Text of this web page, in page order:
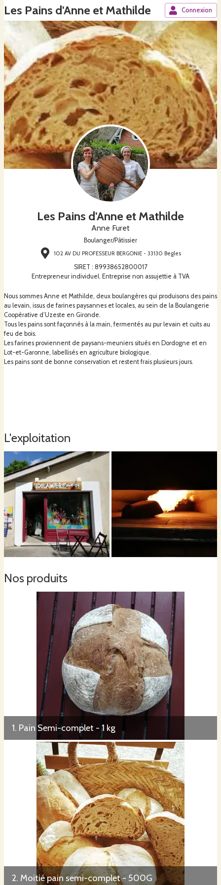
Les Pains d'Anne et Mathilde Connexion
Les Pains d'Anne et Mathilde
Anne Furet
Boulanger/Pâtissier
102 AV DU PROFESSEUR BERGONIE - 33130 Begles
SIRET : 89938652800017
Entrepreneur individuel. Entreprise non assujettie à TVA
Nous sommes Anne et Mathilde, deux boulangères qui produisons des pains
au levain, issus de farines paysannes et locales, au sein de la Boulangerie
Coopérative d’Uzeste en Gironde.
Tous les pains sont façonnés à la main, fermentés au pur levain et cuits au
feu de bois.
Les farines proviennent de paysans-meuniers situés en Dordogne et en
Lot-et-Garonne, labellisés en agriculture biologique.
Les pains sont de bonne conservation et restent frais plusieurs jours.
L'exploitation
Nos produits
1. Pain Semi-complet - 1 kg
2. Moitié pain semi-complet - 500G